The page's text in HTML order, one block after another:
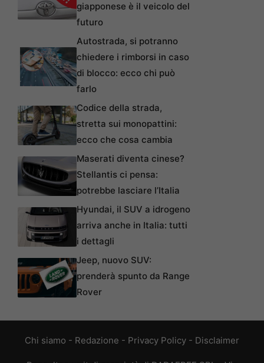
giapponese è il veicolo del
futuro
Autostrada, si potranno
chiedere i rimborsi in caso
di blocco: ecco chi può
farlo
Codice della strada,
stretta sui monopattini:
ecco che cosa cambia
Maserati diventa cinese?
Stellantis ci pensa:
potrebbe lasciare l’Italia
Hyundai, il SUV a idrogeno
arriva anche in Italia: tutti
i dettagli
Jeep, nuovo SUV:
prenderà spunto da Range
Rover
Chi siamo - Redazione - Privacy Policy - Disclaimer